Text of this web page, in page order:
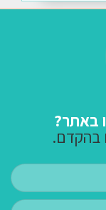
באתר?
בהקדם.